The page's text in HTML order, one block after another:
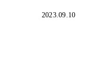
2023.09.10